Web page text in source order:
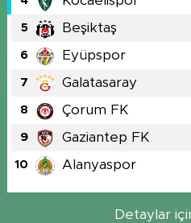
5 Beşiktaş
6 Eyüpspor
7 Galatasaray
8 Çorum FK
9 Gaziantep FK
10 Alanyaspor
Detaylar